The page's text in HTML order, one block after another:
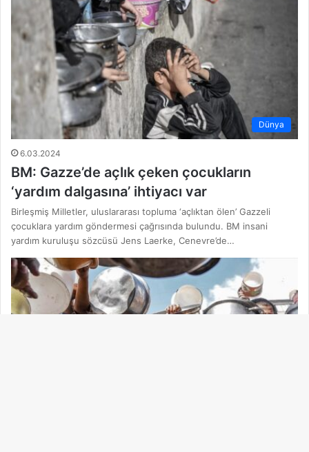
Dünya
6.03.2024
BM: Gazze’de açlık çeken çocukların
‘yardım dalgasına’ ihtiyacı var
Birleşmiş Milletler, uluslararası topluma ‘açlıktan ölen’ Gazzeli
çocuklara yardım göndermesi çağrısında bulundu. BM insani
yardım kuruluşu sözcüsü Jens Laerke, Cenevre’de…